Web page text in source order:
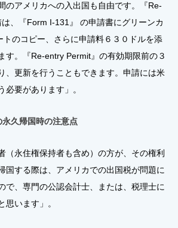
のアメリカへの入出国も自由です。『Re-
、『Form I-131』 の申請書にグリーンカ
トのコピー、さらに申請料６３０ドルを添
す。『Re-entry Permit』の有効期限前の３
、更新を行うこともできます。申請には米
必要があります」。
久帰国時の注意点
永住権保持者も含め）の方が、その権利
国する際は、アメリカでの出国税が問題に
で、専門の公認会計士、または、税理士に
思います」。